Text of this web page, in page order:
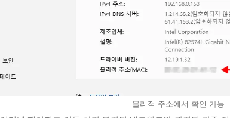
물리적 주소에서 확인 가능